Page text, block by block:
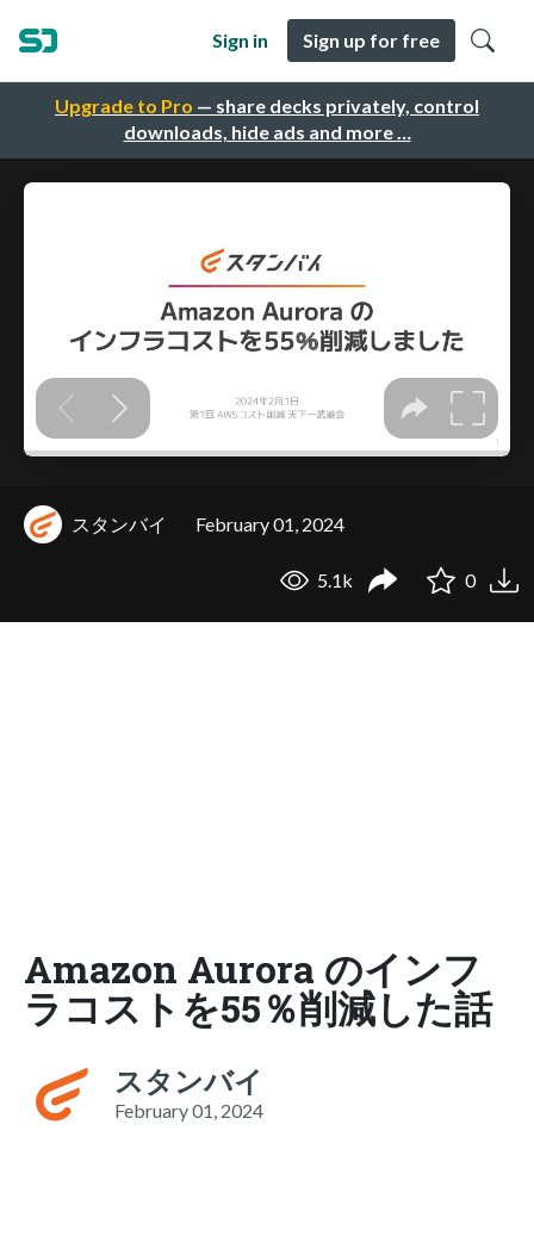
Upgrade to Pro — share decks privately, control
downloads, hide ads and more …
Sign in Sign up for free
スタンバイ February 01, 2024
5.1k 0
Amazon Aurora のインフ
ラコストを55％削減した話
スタンバイ
February 01, 2024